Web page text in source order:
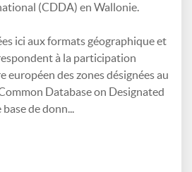
(CDDA) en Wallonie.
ici aux formats géographique et
à la participation
européen des zones désignées au
Database on Designated
de donn...